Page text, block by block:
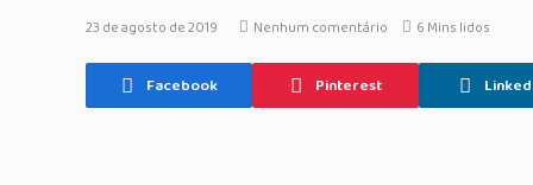
23 de agosto de 2019 Nenhum comentário 6 Mins lidos
Facebook Pinterest